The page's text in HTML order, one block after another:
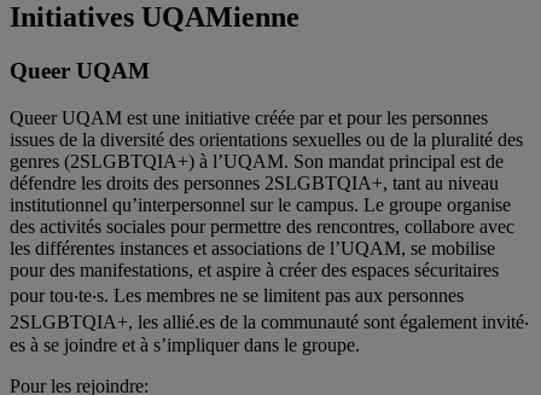
Initiatives UQAMienne
Queer UQAM
Queer UQAM est une initiative créée par et pour les personnes
issues de la diversité des orientations sexuelles ou de la pluralité des
genres (2SLGBTQIA+) à l’UQAM. Son mandat principal est de
défendre les droits des personnes 2SLGBTQIA+, tant au niveau
institutionnel qu’interpersonnel sur le campus. Le groupe organise
des activités sociales pour permettre des rencontres, collabore avec
les différentes instances et associations de l’UQAM, se mobilise
pour des manifestations, et aspire à créer des espaces sécuritaires
pour tou‧te‧s. Les membres ne se limitent pas aux personnes
2SLGBTQIA+, les allié.es de la communauté sont également invité‧
es à se joindre et à s’impliquer dans le groupe.
Pour les rejoindre: